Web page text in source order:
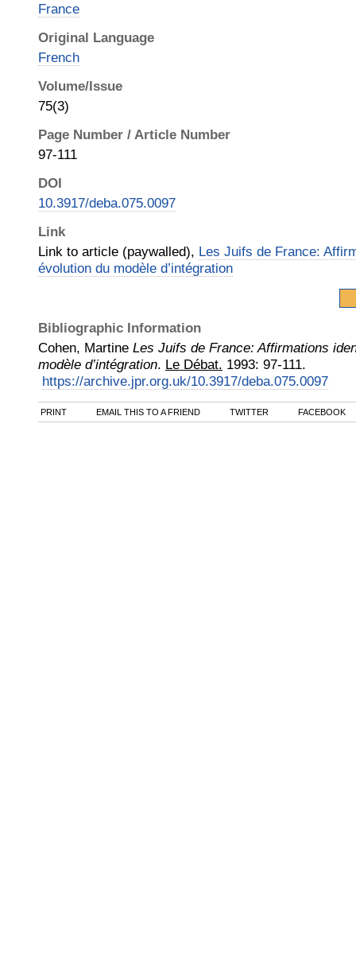
France
Original Language
French
Volume/Issue
75(3)
Page Number / Article Number
97-111
DOI
10.3917/deba.075.0097
Link
Link to article (paywalled), Les Juifs de France:
évolution du modèle d’intégration
Bibliographic Information
Cohen, Martine Les Juifs de France: Affirmations
modèle d’intégration. Le Débat. 1993: 97-111.
https://archive.jpr.org.uk/10.3917/deba.075.0097
PRINT EMAIL THIS TO A FRIEND TWITTER FACEBOOK